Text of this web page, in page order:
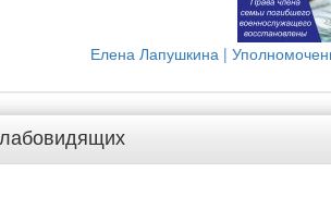
Елена Лапушкина |